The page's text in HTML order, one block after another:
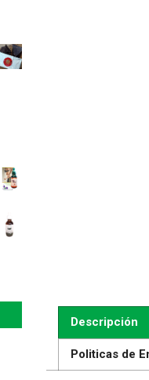
Descripción
Politicas de